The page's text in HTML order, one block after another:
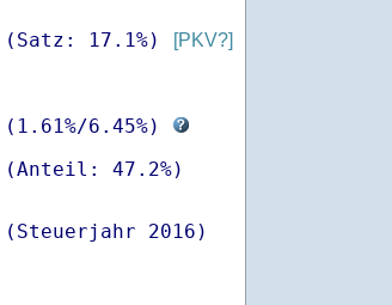
17.1%)
[PKV?]
1.61%/6.45%)
(Steuerjahr 2016)